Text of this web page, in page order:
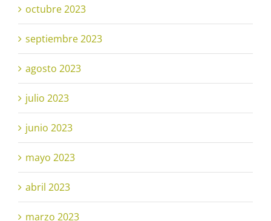
octubre 2023
septiembre 2023
agosto 2023
julio 2023
junio 2023
mayo 2023
abril 2023
marzo 2023